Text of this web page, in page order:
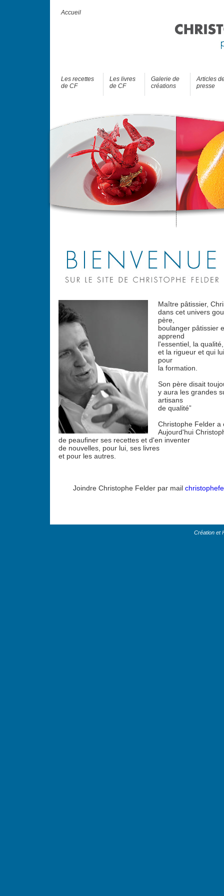
Accueil
Les recettes
de CF
Les livres
de CF
Galerie de
créations
Articles
presse
Maître pâtissier,
dans cet univers
père,
boulanger pâtissier
apprend
l'essentiel, la
et la rigueur et qui
pour
la formation.
Son père disait
y aura les grandes
artisans
de qualité”
Christophe Felder a
Aujourd'hui
de peaufiner ses recettes et d'en inventer
de nouvelles, pour lui, ses livres
et pour les autres.
Joindre Christophe Felder par mail
Création et